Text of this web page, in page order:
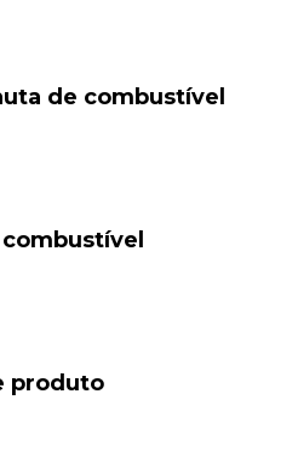
de combustível
produto